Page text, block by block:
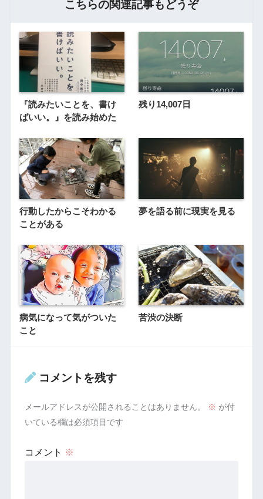
こちらの関連記事もどうぞ
『読みたいことを、書け
ばいい。』を読み始めた
残り14,007日
行動したからこそわかる
ことがある
夢を語る前に現実を見る
病気になって気がついた
こと
苦渋の決断
コメントを残す
メールアドレスが公開されることはありません。 ※ が付
いている欄は必須項目です
コメント ※